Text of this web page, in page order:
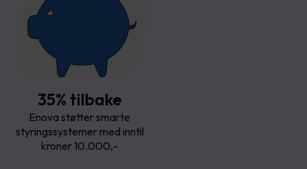
35% tilbake
Enova støtter smarte
styringssystemer med inntil
kroner 10.000,-